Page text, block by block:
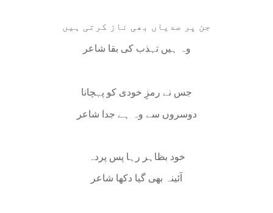
جن پر صدیاں بھی ناز کرتی ہیں
وہ ہیں تہذب کی بقا شاعر
جس نے رمزِ خودی کو پہچانا
دوسروں سے وہ ہے جدا شاعر
خود بظاہر رہا پس پردہ
آئینہ بھی گیا دکھا شاعر